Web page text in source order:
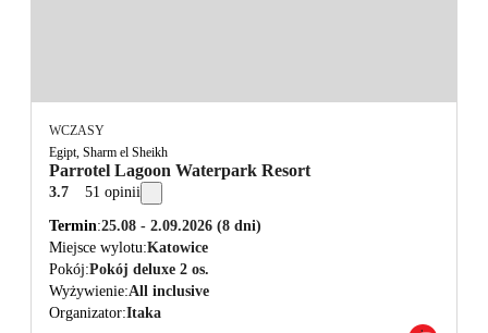
WCZASY
Egipt, Sharm el Sheikh
Parrotel Lagoon Waterpark Resort
3.7 51 opinii
Termin 25.08 - 2.09.2026 (8 dni)
Miejsce wylotu Katowice
Pokój Pokój deluxe 2 os.
Wyżywienie All inclusive
Organizator Itaka